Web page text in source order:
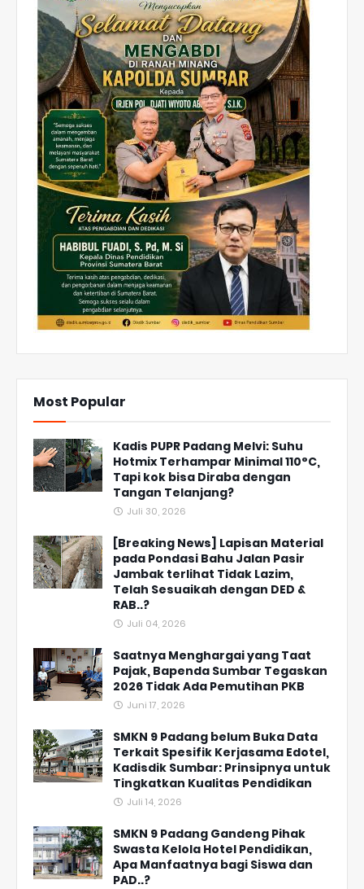
Most Popular
Kadis PUPR Padang Melvi: Suhu
Hotmix Terhampar Minimal 110°C,
Tapi kok bisa Diraba dengan
Tangan Telanjang?
Juli 30, 2026
[Breaking News] Lapisan Material
pada Pondasi Bahu Jalan Pasir
Jambak terlihat Tidak Lazim,
Telah Sesuaikah dengan DED &
RAB..?
Juli 04, 2026
Saatnya Menghargai yang Taat
Pajak, Bapenda Sumbar Tegaskan
2026 Tidak Ada Pemutihan PKB
Juni 17, 2026
SMKN 9 Padang belum Buka Data
Terkait Spesifik Kerjasama Edotel,
Kadisdik Sumbar: Prinsipnya untuk
Tingkatkan Kualitas Pendidikan
Juli 14, 2026
SMKN 9 Padang Gandeng Pihak
Swasta Kelola Hotel Pendidikan,
Apa Manfaatnya bagi Siswa dan
PAD..?